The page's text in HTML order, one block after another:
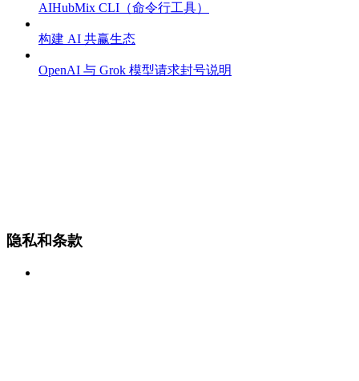
AIHubMix CLI（命令行工具）
构建 AI 共赢生态
OpenAI 与 Grok 模型请求封号说明
隐私和条款